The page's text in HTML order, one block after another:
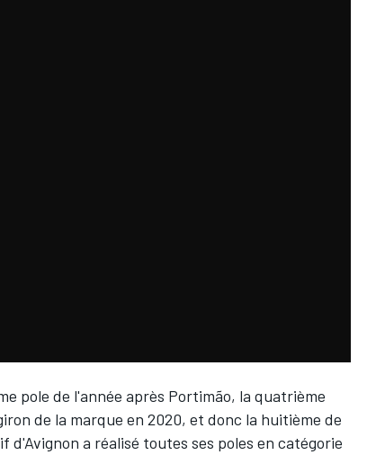
pole de l'année après Portimão, la quatrième
de la marque en 2020, et donc la huitième de
d'Avignon a réalisé toutes ses poles en catégorie